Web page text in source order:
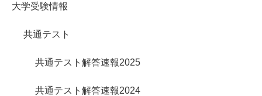
大学受験情報
共通テスト
共通テスト解答速報2025
共通テスト解答速報2024